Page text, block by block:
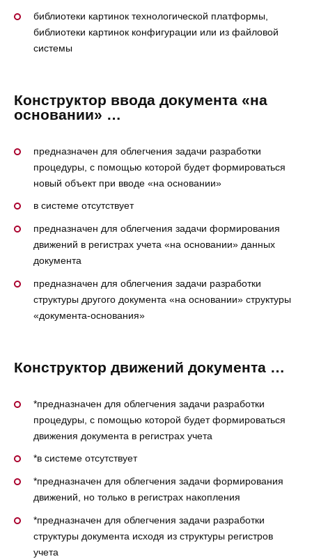
библиотеки картинок технологической платформы,
библиотеки картинок конфигурации или из файловой
системы
Конструктор ввода документа «на
основании» …
предназначен для облегчения задачи разработки
процедуры, с помощью которой будет формироваться
новый объект при вводе «на основании»
в системе отсутствует
предназначен для облегчения задачи формирования
движений в регистрах учета «на основании» данных
документа
предназначен для облегчения задачи разработки
структуры другого документа «на основании» структуры
«документа-основания»
Конструктор движений документа …
*предназначен для облегчения задачи разработки
процедуры, с помощью которой будет формироваться
движения документа в регистрах учета
*в системе отсутствует
*предназначен для облегчения задачи формирования
движений, но только в регистрах накопления
*предназначен для облегчения задачи разработки
структуры документа исходя из структуры регистров
учета